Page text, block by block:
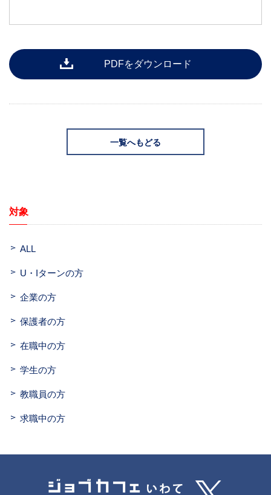
PDFをダウンロード
一覧へもどる
対象
ALL
U・Iターンの方
企業の方
保護者の方
在職中の方
学生の方
教職員の方
求職中の方